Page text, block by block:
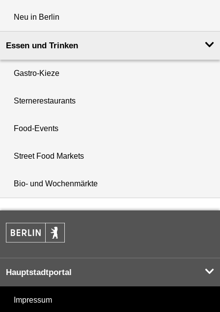
Neu in Berlin
Essen und Trinken
Gastro-Kieze
Sternerestaurants
Food-Events
Street Food Markets
Bio- und Wochenmärkte
Hauptstadtportal
Impressum